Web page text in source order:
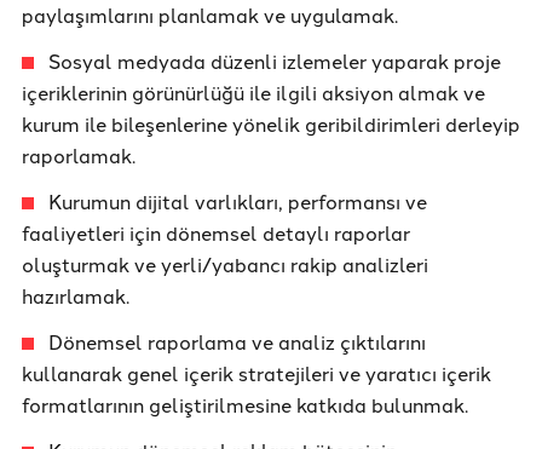
paylaşımlarını planlamak ve uygulamak.
Sosyal medyada düzenli izlemeler yaparak proje
içeriklerinin görünürlüğü ile ilgili aksiyon almak ve
kurum ile bileşenlerine yönelik geribildirimleri derleyip
raporlamak.
Kurumun dijital varlıkları, performansı ve
faaliyetleri için dönemsel detaylı raporlar
oluşturmak ve yerli/yabancı rakip analizleri
hazırlamak.
Dönemsel raporlama ve analiz çıktılarını
kullanarak genel içerik stratejileri ve yaratıcı içerik
formatlarının geliştirilmesine katkıda bulunmak.